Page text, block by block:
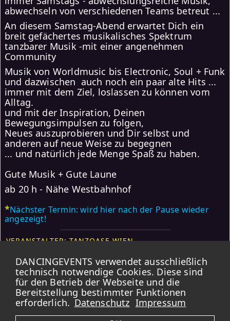
abwechseln von verschiedenen Teams betreut ...
An diesem Samstag-Abend erwartet Dich ein
breit gefächertes musikalisches Spektrum
tanzbarer Musik -mit einer angenehmen
Community
Musik von Worldmusic bis Electronic, Soul + Funk
und dazwischen auch noch ein paar alte Hits ...
immer mit dem Ziel, loslassen zu können vom
Alltag.
und mit der Inspiration, Deinen
Bewegungsimpulsen zu folgen,
Neues auszuprobieren und Dir selbst und
anderen auf neue Weise zu begegnen
... und natürlich jede Menge Spaß zu haben.
Gute Musik + Gute Laune
ab 20 h - Nähe Westbahnhof
*Nächster Termin: wird hier nach der Pause wieder
angezeigt!
VERANSTALTER: TANZOASE WIEN
Karte
DANCINGEVENTS übernimmt KEINE GARANTIE für die Korrektheit der
Daten.Bei Wiederholungsterminen kann es vorkommen, dass Feiertage und
Ferien ausgeschlossen sind. Bitte immer zusätzlich die verlinkten Webseiten
DANCINGEVENTS verwendet ausschließlich
technisch notwendige Cookies. Diese sind
für den Betrieb der Webseite und die
Bereitstellung bestimmter Funktionen
erforderlich. Datenschutz Impressum